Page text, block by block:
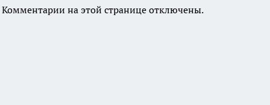
Комментарии на этой странице отключены.